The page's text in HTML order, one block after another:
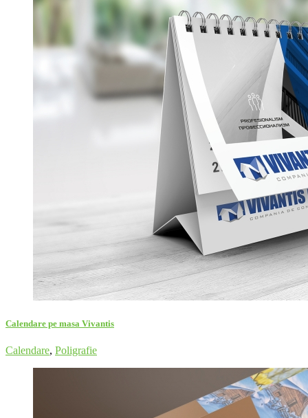
Calendare pe masa Vivantis
Calendare, Poligrafie